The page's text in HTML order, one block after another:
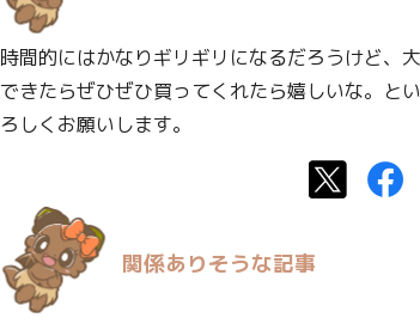
時間的にはかなりギリギリになるだろうけど、
できたらぜひぜひ買ってくれたら嬉しいな。と
ろしくお願いします。
Twitter
関係ありそうな記事